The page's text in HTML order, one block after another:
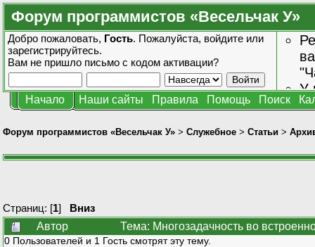
Форум программистов «Весельчак У»
Добро пожаловать, Гость. Пожалуйста, войдите или
зарегистрируйтесь.
Вам не пришло письмо с кодом активации?
У
Начало Наши сайты Правила Помощь Поиск
Форум программистов «Весельчак У» > Служебное > Статьи >
Страниц: [1] Вниз
Автор
Тема: Многозадачность во
0 Пользователей и 1 Гость смотрят эту тему.